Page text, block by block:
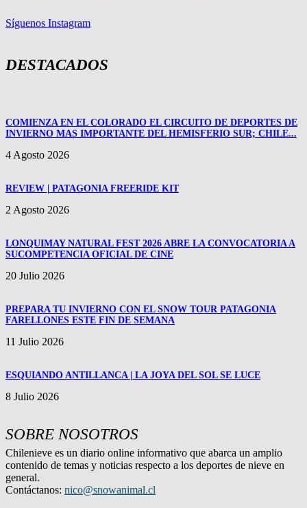
Síguenos Instagram
DESTACADOS
COMIENZA EN EL COLORADO EL CIRCUITO DE DEPORTES DE
INVIERNO MAS IMPORTANTE DEL HEMISFERIO SUR; CHILE...
4 Agosto 2026
REVIEW | PATAGONIA FREERIDE KIT
2 Agosto 2026
LONQUIMAY NATURAL FEST 2026 ABRE LA CONVOCATORIA A
SUCOMPETENCIA OFICIAL DE CINE
20 Julio 2026
PREPARA TU INVIERNO CON EL SNOW TOUR PATAGONIA
FARELLONES ESTE FIN DE SEMANA
11 Julio 2026
ESQUIANDO ANTILLANCA | LA JOYA DEL SOL SE LUCE
8 Julio 2026
SOBRE NOSOTROS
Chilenieve es un diario online informativo que abarca un amplio
contenido de temas y noticias respecto a los deportes de nieve en
general.
Contáctanos: nico@snowanimal.cl